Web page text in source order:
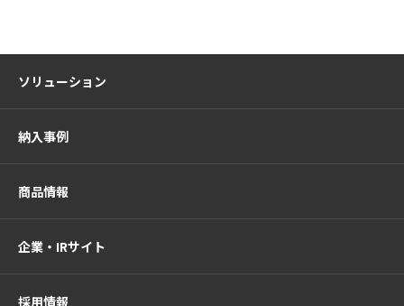
ソリューション
納入事例
商品情報
企業・IRサイト
採用情報